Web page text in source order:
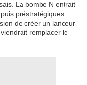
La bombe N entrait
puis préstratégiques.
de créer un lanceur
remplacer le